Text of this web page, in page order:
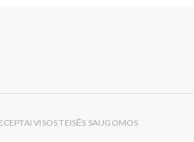
VISOS TEISĖS SAUGOMOS